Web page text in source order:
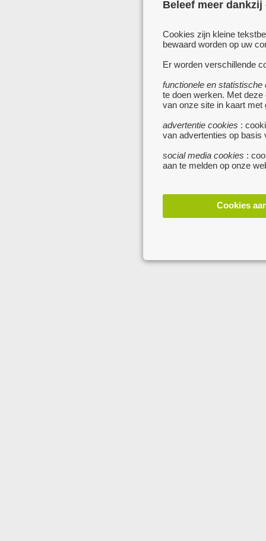
Beleef meer
Cookies zijn kleine
bewaard worden op uw
Er worden verschillende
functionele en statistische
te doen werken. Met
van onze site in kaart met
advertentie cookies :
van advertenties op basis
social media cookies :
aan te melden op onze
Cookies